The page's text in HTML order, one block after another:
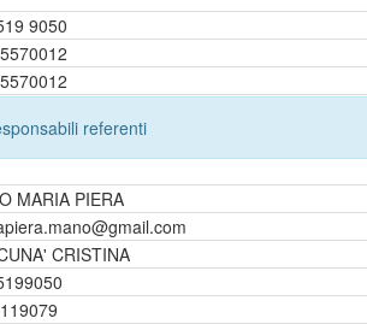
9050
referenti
MARIA PIERA
CRISTINA